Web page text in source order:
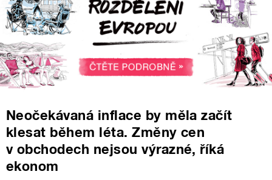
Neočekávaná inflace by měla začít
klesat během léta. Změny cen
v obchodech nejsou výrazné, říká
ekonom